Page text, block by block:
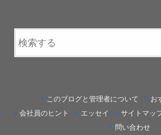
このブログと管理者について お
会社員のヒント
エッセイ サイトマッ
問い合わせ